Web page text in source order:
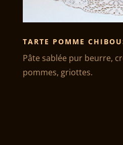
TARTE POMME
Pâte sablée pur beurre,
pommes, griottes.